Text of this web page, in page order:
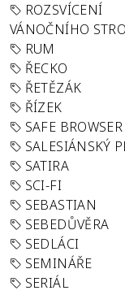
ROZSVÍCENÍ
VÁNOČNÍHO
RUM
ŘECKO
ŘETĚZÁK
ŘÍZEK
SAFE BROWSER
SALESIÁNSKÝ
SATIRA
SCI-FI
SEBASTIAN
SEBEDŮVĚRA
SEDLÁCI
SEMINÁŘE
SERIÁL